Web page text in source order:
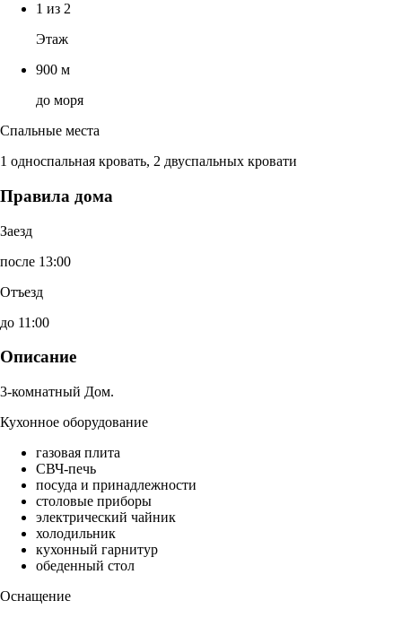
1 из 2
Этаж
900 м
до моря
Спальные места
1 односпальная кровать, 2 двуспальных кровати
Правила дома
Заезд
после 13:00
Отъезд
до 11:00
Описание
3-комнатный Дом.
Кухонное оборудование
газовая плита
СВЧ-печь
посуда и принадлежности
столовые приборы
электрический чайник
холодильник
кухонный гарнитур
обеденный стол
Оснащение